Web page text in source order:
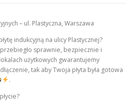
– ul. Plastyczna, Warszawa
indukcyjną na ulicy Plastycznej?
sprawnie, bezpiecznie i
użytkowych gwarantujemy
tak aby Twoja płyta była gotowa
.